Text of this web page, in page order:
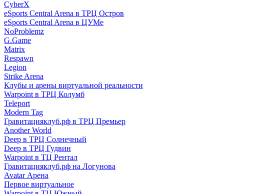
CyberX
eSports Central Arena в ТРЦ Остров
eSports Central Arena в ЦУМе
NoProblemz
G.Game
Matrix
Respawn
Legion
Strike Arena
Клубы и арены виртуальной реальности
Warpoint в ТРЦ Колумб
Teleport
Modern Tag
Гравитацияклуб.рф в ТРЦ Премьер
Another World
Deep в ТРЦ Солнечный
Deep в ТРЦ Гудвин
Warpoint в ТЦ Рентал
Гравитацияклуб.рф на Логунова
Avatar Арена
Первое виртуальное